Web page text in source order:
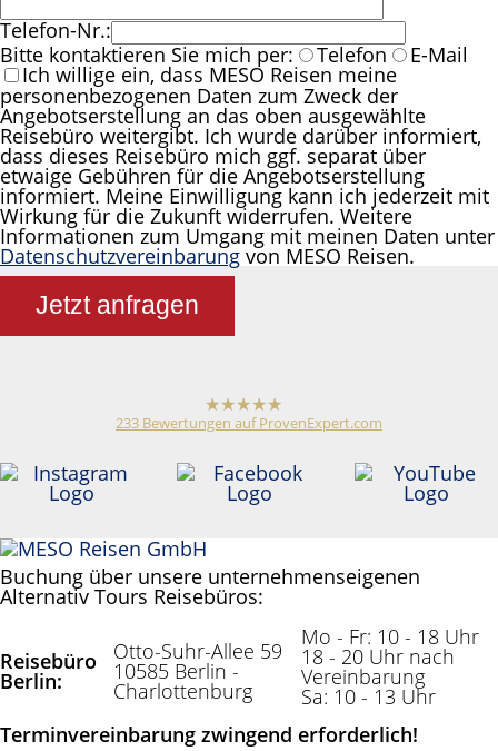
Telefon-Nr.:
Bitte kontaktieren Sie mich per:
Telefon E-Mail
Ich willige ein, dass MESO Reisen meine
personenbezogenen Daten zum Zweck der
Angebotserstellung an das oben ausgewählte
Reisebüro weitergibt. Ich wurde darüber informiert,
dass dieses Reisebüro mich ggf. separat über
etwaige Gebühren für die Angebotserstellung
informiert. Meine Einwilligung kann ich jederzeit mit
Wirkung für die Zukunft widerrufen. Weitere
Informationen zum Umgang mit meinen Daten unter
Datenschutzvereinbarung von MESO Reisen.
Jetzt anfragen
Meso Reisen Reiseveranstalter /
hat4,79
Sternen
233 Bewertungen auf ProvenExpert.com
Buchung über unsere unternehmenseigenen
Alternativ Tours Reisebüros:
Reisebüro
Berlin:
Otto-Suhr-Allee 59
10585 Berlin -
Charlottenburg
Mo - Fr: 10 - 18 Uhr
18 - 20 Uhr nach
Vereinbarung
Sa: 10 - 13 Uhr
Terminvereinbarung zwingend erforderlich!